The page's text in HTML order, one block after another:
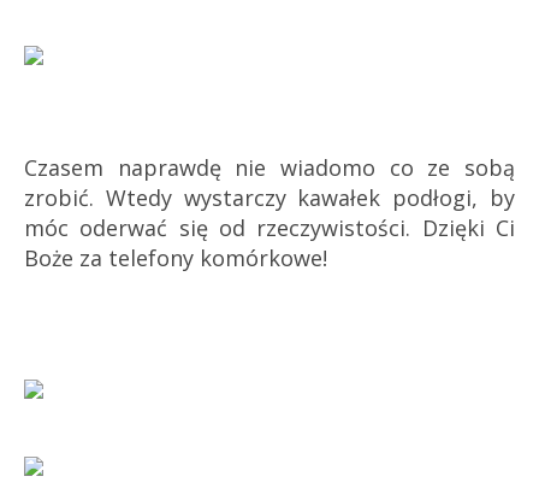
Czasem naprawdę nie wiadomo co ze sobą
zrobić. Wtedy wystarczy kawałek podłogi, by
móc oderwać się od rzeczywistości. Dzięki Ci
Boże za telefony komórkowe!